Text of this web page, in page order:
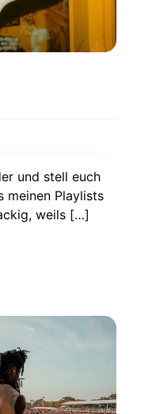
und stell euch
meinen Playlists
weils […]